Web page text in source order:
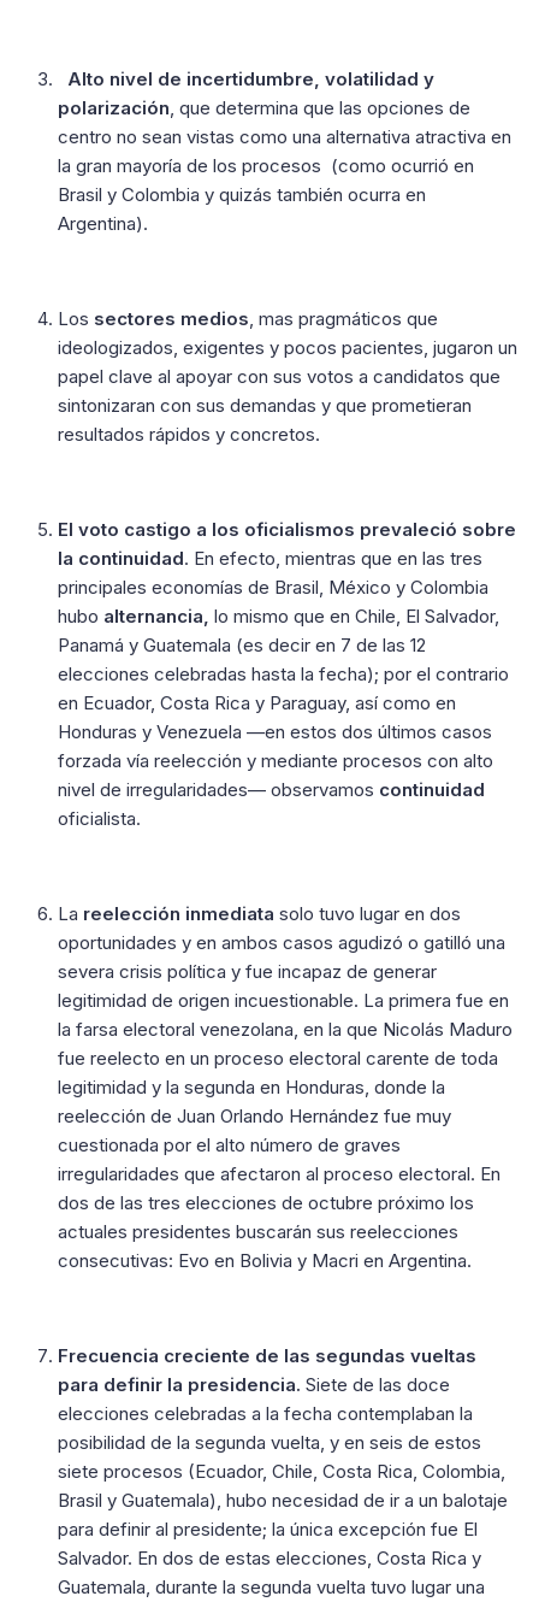
Alto nivel de incertidumbre, volatilidad y
polarización, que determina que las opciones de
centro no sean vistas como una alternativa atractiva en
la gran mayoría de los procesos (como ocurrió en
Brasil y Colombia y quizás también ocurra en
Argentina).
Los sectores medios, mas pragmáticos que
ideologizados, exigentes y pocos pacientes, jugaron un
papel clave al apoyar con sus votos a candidatos que
sintonizaran con sus demandas y que prometieran
resultados rápidos y concretos.
El voto castigo a los oficialismos prevaleció sobre
la continuidad. En efecto, mientras que en las tres
principales economías de Brasil, México y Colombia
hubo alternancia, lo mismo que en Chile, El Salvador,
Panamá y Guatemala (es decir en 7 de las 12
elecciones celebradas hasta la fecha); por el contrario
en Ecuador, Costa Rica y Paraguay, así como en
Honduras y Venezuela —en estos dos últimos casos
forzada vía reelección y mediante procesos con alto
nivel de irregularidades— observamos continuidad
oficialista.
La reelección inmediata solo tuvo lugar en dos
oportunidades y en ambos casos agudizó o gatilló una
severa crisis política y fue incapaz de generar
legitimidad de origen incuestionable. La primera fue en
la farsa electoral venezolana, en la que Nicolás Maduro
fue reelecto en un proceso electoral carente de toda
legitimidad y la segunda en Honduras, donde la
reelección de Juan Orlando Hernández fue muy
cuestionada por el alto número de graves
irregularidades que afectaron al proceso electoral. En
dos de las tres elecciones de octubre próximo los
actuales presidentes buscarán sus reelecciones
consecutivas: Evo en Bolivia y Macri en Argentina.
Frecuencia creciente de las segundas vueltas
para definir la presidencia. Siete de las doce
elecciones celebradas a la fecha contemplaban la
posibilidad de la segunda vuelta, y en seis de estos
siete procesos (Ecuador, Chile, Costa Rica, Colombia,
Brasil y Guatemala), hubo necesidad de ir a un balotaje
para definir al presidente; la única excepción fue El
Salvador. En dos de estas elecciones, Costa Rica y
Guatemala, durante la segunda vuelta tuvo lugar una